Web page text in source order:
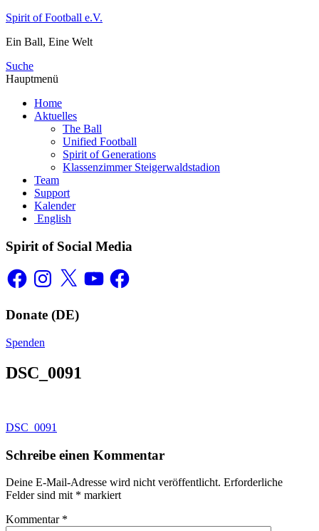
Zum
springen
Spirit of Football e.V.
Ein Ball, Eine Welt
Suche
Hauptmenü
Home
Aktuelles
The Ball
Unified Football
Spirit of Generations
Klassenzimmer Steigerwaldstadion
Team
Support
Kalender
English
Spirit of Social Media
FacebookInstagram
X YouTubeFacebook
Donate (DE)
Spenden
DSC_0091
Beitragsnavigation
DSC_0091
Schreibe einen Kommentar
Deine E-Mail-Adresse wird nicht veröffentlicht. Erforderliche
Felder sind mit * markiert
Kommentar *